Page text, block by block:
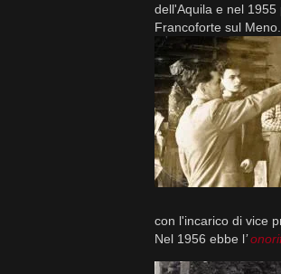
dell'Aquila e nel
Francoforte sul Meno.
con l'incarico di vice
Nel 1956 ebbe l’